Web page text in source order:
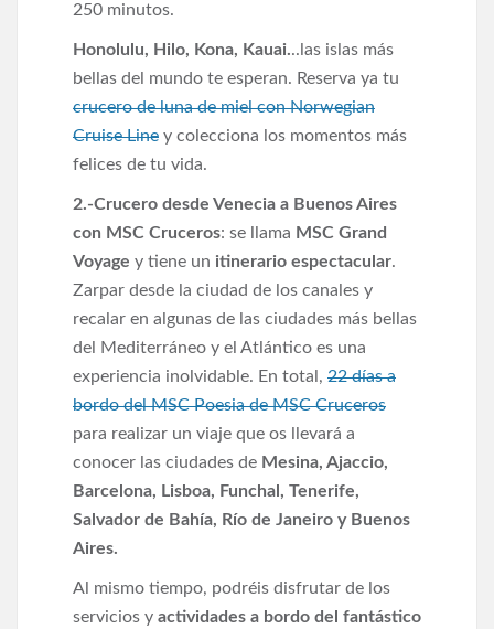
250 minutos.
Honolulu, Hilo, Kona, Kauai...las islas más
bellas del mundo te esperan. Reserva ya tu
crucero de luna de miel con Norwegian
Cruise Line y colecciona los momentos más
felices de tu vida.
2.-Crucero desde Venecia a Buenos Aires
con MSC Cruceros: se llama MSC Grand
Voyage y tiene un itinerario espectacular.
Zarpar desde la ciudad de los canales y
recalar en algunas de las ciudades más bellas
del Mediterráneo y el Atlántico es una
experiencia inolvidable. En total, 22 días a
bordo del MSC Poesia de MSC Cruceros
para realizar un viaje que os llevará a
conocer las ciudades de Mesina, Ajaccio,
Barcelona, Lisboa, Funchal, Tenerife,
Salvador de Bahía, Río de Janeiro y Buenos
Aires.
Al mismo tiempo, podréis disfrutar de los
servicios y actividades a bordo del fantástico